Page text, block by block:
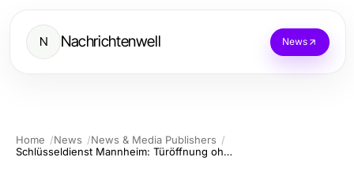
N Nachrichtenwell News
Home News
News & Media Publishers
Schlüsseldienst Mannheim: Türöffnung ohne böse Überraschungen